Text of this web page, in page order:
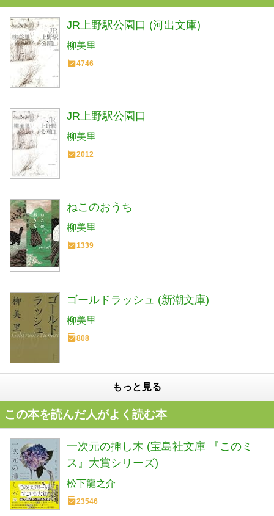
JR上野駅公園口 (河出文庫)
柳美里
4746
JR上野駅公園口
柳美里
2012
ねこのおうち
柳美里
1339
ゴールドラッシュ (新潮文庫)
柳美里
808
もっと見る
この本を読んだ人がよく読む本
一次元の挿し木 (宝島社文庫 『このミ
ス』大賞シリーズ)
松下龍之介
23546